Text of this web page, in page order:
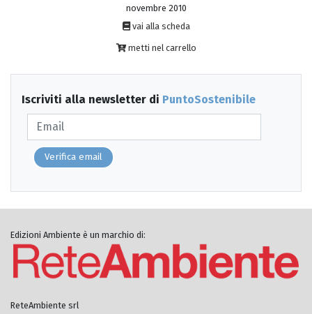
novembre 2010
vai alla scheda
metti nel carrello
Iscriviti alla newsletter di PuntoSostenibile
Verifica email
Edizioni Ambiente è un marchio di:
ReteAmbiente srl